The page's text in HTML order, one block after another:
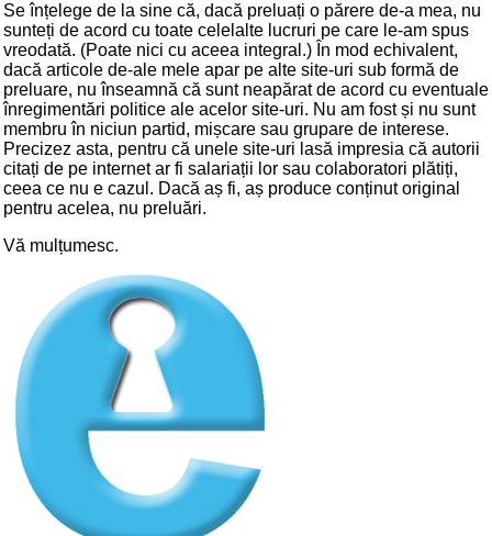
Se înțelege de la sine că, dacă preluați o părere de-a mea, nu
sunteți de acord cu toate celelalte lucruri pe care le-am spus
vreodată. (Poate nici cu aceea integral.) În mod echivalent,
dacă articole de-ale mele apar pe alte site-uri sub formă de
preluare, nu înseamnă că sunt neapărat de acord cu eventuale
înregimentări politice ale acelor site-uri. Nu am fost și nu sunt
membru în niciun partid, mișcare sau grupare de interese.
Precizez asta, pentru că unele site-uri lasă impresia că autorii
citați de pe internet ar fi salariații lor sau colaboratori plătiți,
ceea ce nu e cazul. Dacă aș fi, aș produce conținut original
pentru acelea, nu preluări.
Vă mulțumesc.